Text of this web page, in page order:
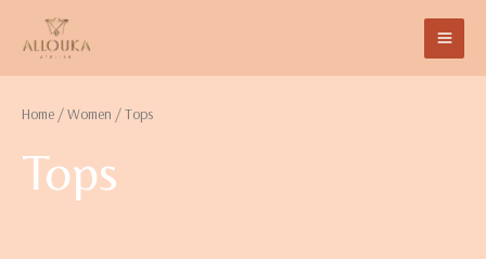
Home /Women / Tops
Tops